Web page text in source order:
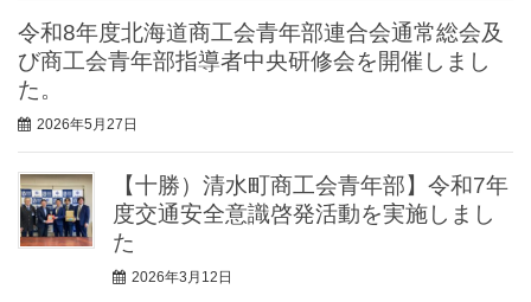
令和8年度北海道商工会青年部連合会通常総会及
び商工会青年部指導者中央研修会を開催しまし
た。
2026年5月27日
【十勝）清水町商工会青年部】令和7年
度交通安全意識啓発活動を実施しまし
た
2026年3月12日